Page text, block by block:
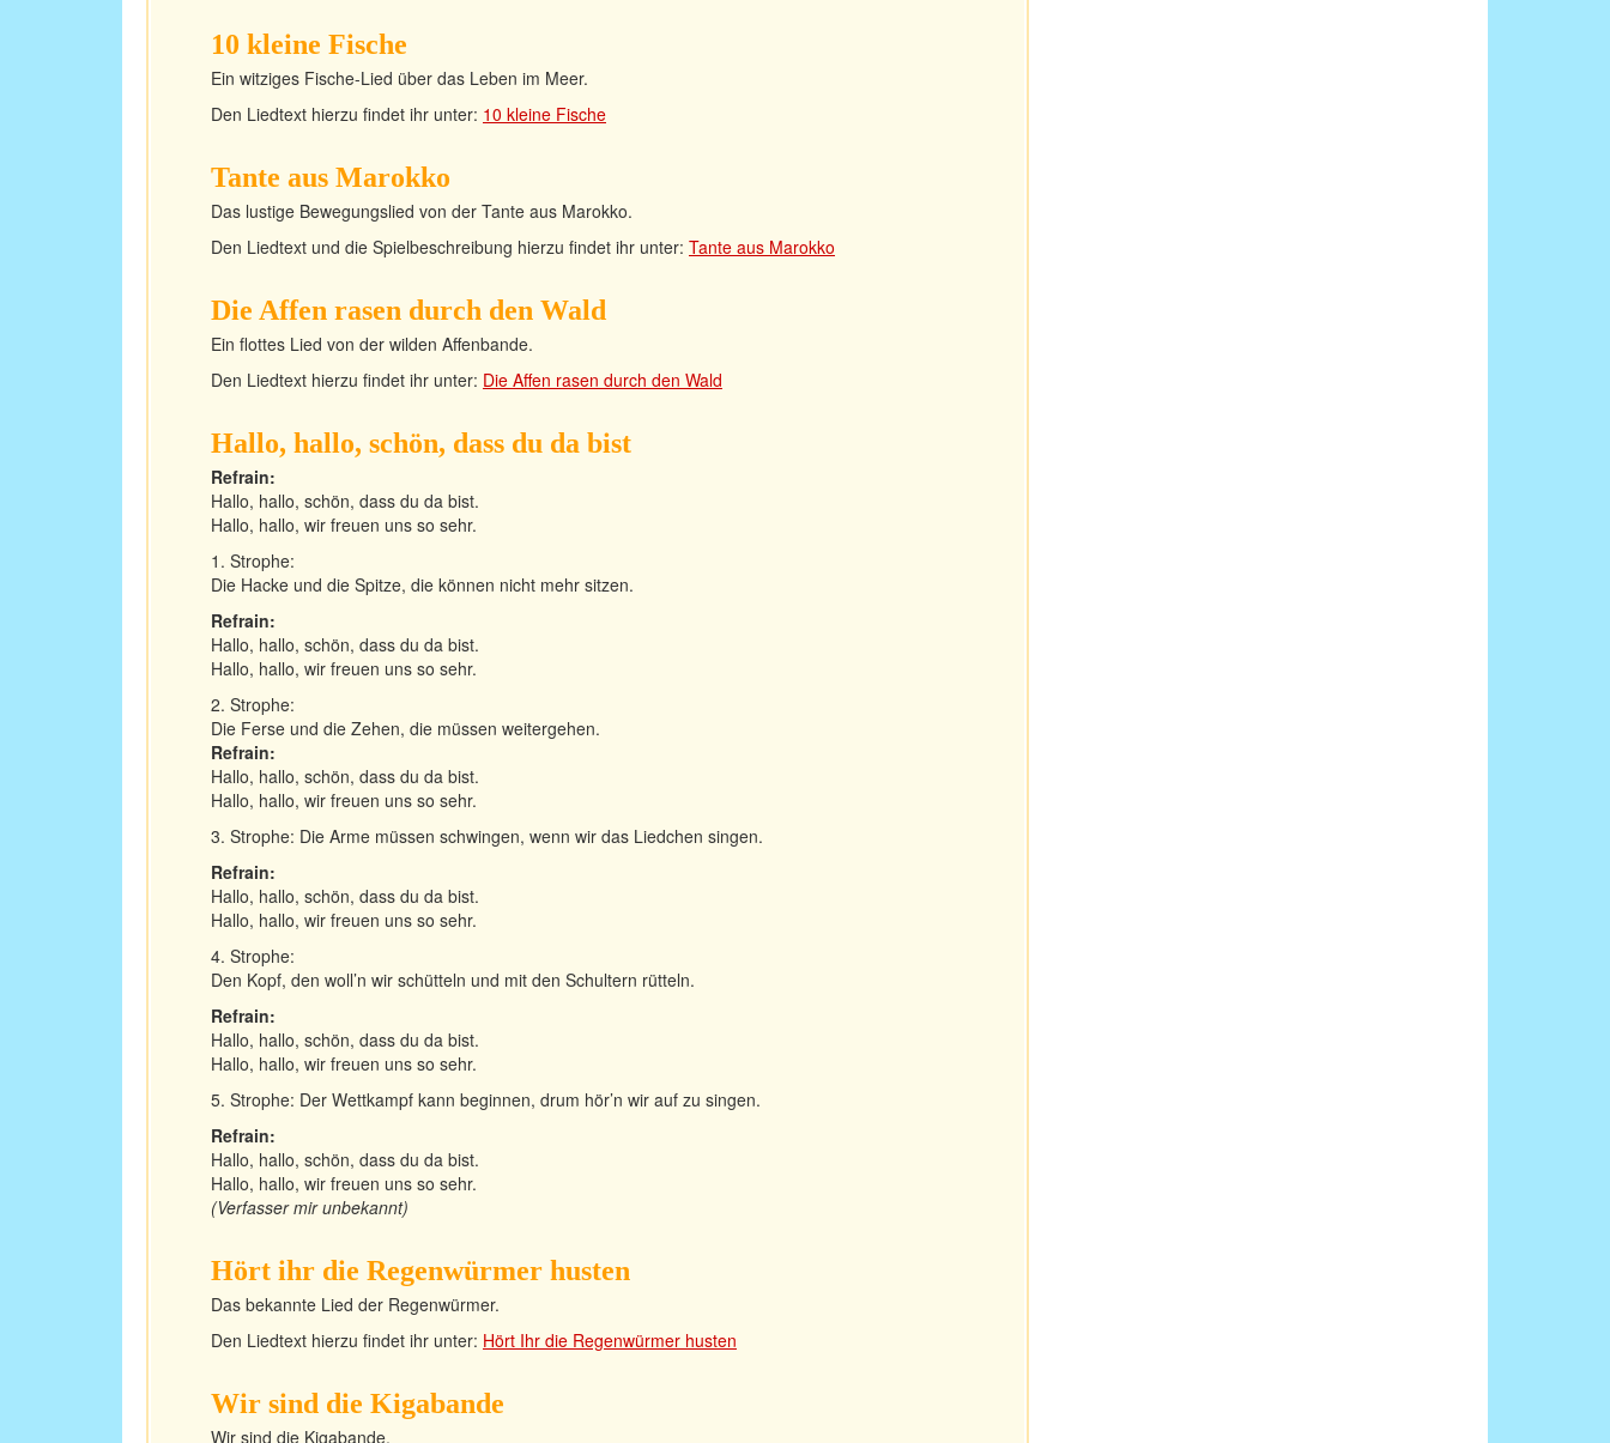
10 kleine Fische
Ein witziges Fische-Lied über das Leben im Meer.
Den Liedtext hierzu findet ihr unter: 10 kleine Fische
Tante aus Marokko
Das lustige Bewegungslied von der Tante aus Marokko.
Den Liedtext und die Spielbeschreibung hierzu findet ihr unter: Tante aus Marokko
Die Affen rasen durch den Wald
Ein flottes Lied von der wilden Affenbande.
Den Liedtext hierzu findet ihr unter: Die Affen rasen durch den Wald
Hallo, hallo, schön, dass du da bist
Refrain:
Hallo, hallo, schön, dass du da bist.
Hallo, hallo, wir freuen uns so sehr.
1. Strophe:
Die Hacke und die Spitze, die können nicht mehr sitzen.
Refrain:
Hallo, hallo, schön, dass du da bist.
Hallo, hallo, wir freuen uns so sehr.
2. Strophe:
Die Ferse und die Zehen, die müssen weitergehen.
Refrain:
Hallo, hallo, schön, dass du da bist.
Hallo, hallo, wir freuen uns so sehr.
3. Strophe: Die Arme müssen schwingen, wenn wir das Liedchen singen.
Refrain:
Hallo, hallo, schön, dass du da bist.
Hallo, hallo, wir freuen uns so sehr.
4. Strophe:
Den Kopf, den woll’n wir schütteln und mit den Schultern rütteln.
Refrain:
Hallo, hallo, schön, dass du da bist.
Hallo, hallo, wir freuen uns so sehr.
5. Strophe: Der Wettkampf kann beginnen, drum hör’n wir auf zu singen.
Refrain:
Hallo, hallo, schön, dass du da bist.
Hallo, hallo, wir freuen uns so sehr.
(Verfasser mir unbekannt)
Hört ihr die Regenwürmer husten
Das bekannte Lied der Regenwürmer.
Den Liedtext hierzu findet ihr unter: Hört Ihr die Regenwürmer husten
Wir sind die Kigabande
Wir sind die Kigabande,